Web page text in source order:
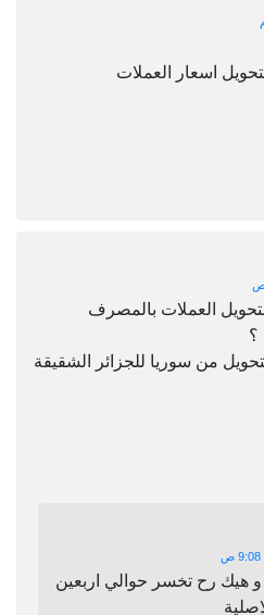
اسعار العملات
العملات بالمصرف
؟
من سوريا للجزائر الشقيقة
هيك رح تخسر حوالي اربعين